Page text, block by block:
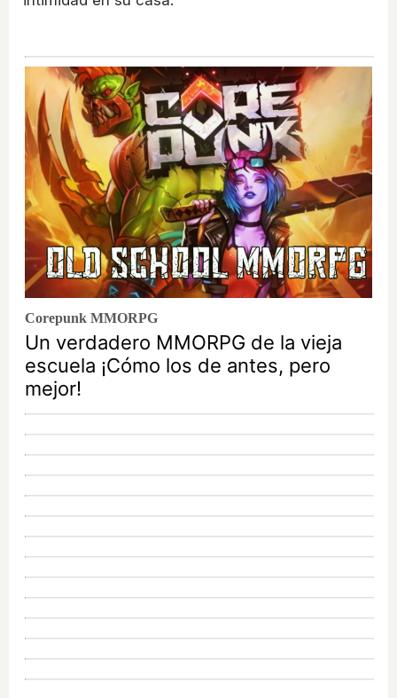
Corepunk MMORPG
Un verdadero MMORPG de la vieja
escuela ¡Cómo los de antes, pero
mejor!